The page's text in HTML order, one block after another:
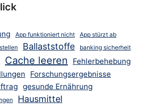
App funktioniert nicht
App stürzt ab
Ballaststoffe
banking sicherheit
Cache leeren
Fehlerbehebung
Forschungsergebnisse
gesunde Ernährung
Hausmittel